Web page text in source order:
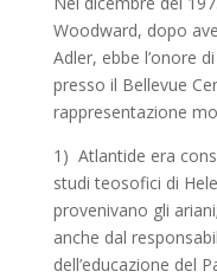
Woodward, dopo
Adler, ebbe l’onore
presso il Bellevue
rappresentazione
1) Atlantide era
studi teosofici di
provenivano gli
anche dal
dell’educazione del